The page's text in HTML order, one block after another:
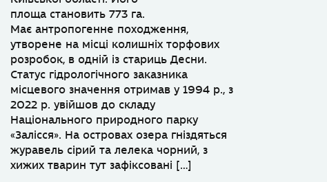
площа становить 773 га.
Має антропогенне походження,
утворене на місці колишніх торфових
розробок, в одній із стариць Десни.
Статус гідрологічного заказника
місцевого значення отримав у 1994 р., з
2022 р. увійшов до складу
Національного природного парку
«Залісся». На островах озера гніздяться
журавель сірий та лелека чорний, з
хижих тварин тут зафіксовані […]